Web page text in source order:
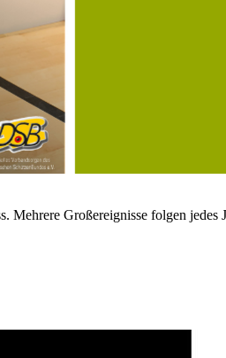
Großereignisse folgen